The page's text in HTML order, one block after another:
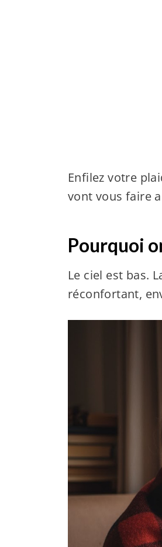
Enfilez votre
vont vous faire
Pourquoi
Le ciel est bas.
réconfortant,